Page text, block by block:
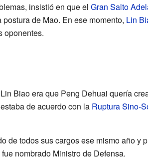
insistió en que el Gran Salto
de Mao. En ese momento, Lin
oponentes.
Biao era que Peng Dehuai quería
de acuerdo con la Ruptura Sino-
de todos sus cargos ese mismo año y
fue nombrado Ministro de Defensa.